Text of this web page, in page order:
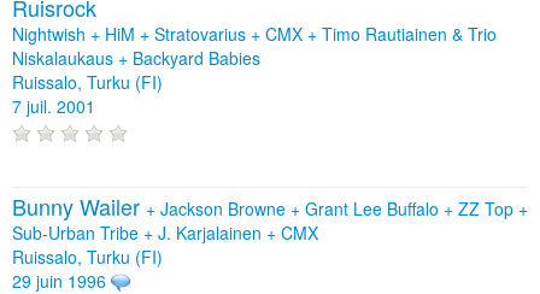
Ruisrock
Nightwish + HiM + Stratovarius + CMX + Timo Rautiainen & Trio
Niskalaukaus + Backyard Babies
Ruissalo, Turku (FI)
7 juil. 2001
Bunny Wailer + Jackson Browne + Grant Lee Buffalo + ZZ Top +
Sub-Urban Tribe + J. Karjalainen + CMX
Ruissalo, Turku (FI)
29 juin 1996